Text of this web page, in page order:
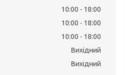
10:00
18:00
10:00
18:00
10:00
18:00
Вихідний
Вихідний